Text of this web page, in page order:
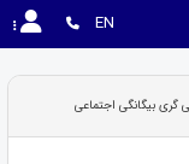
EN
بیگانگی اجتماعی